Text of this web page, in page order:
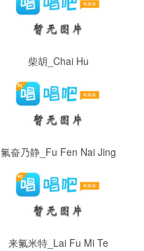
柴胡_Chai Hu
氟奋乃静_Fu Fen Nai Jing
来氟米特_Lai Fu Mi Te